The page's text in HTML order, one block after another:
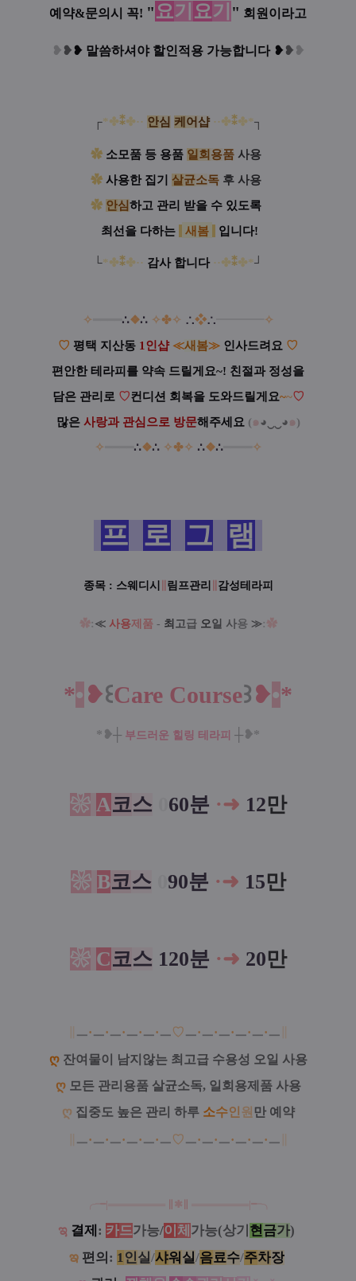
예약&문의시 꼭! "요기 요기 " 회원이라고
❥ ❥❥ 말씀하셔야 할인적용 가능합니다 ❥❥ ❥
┌*✤⁑✤· · 안심 케 어 샵 · ·✤⁑✤*┐
✿ 소모품 등 용품 일 회 용품 사용
✿ 사용한 집기 살균소독 후 사용
✿ 안심하고 관리 받을 수 있도록
최선을 다하는 새봄 입니다!
└*✤⁑✤· · 감사 합니다 · ·✤⁑✤*┘
✧ ∴❖∴ ✧✤✧ ∴❖∴
✧
♡ 평택 지산동 1인샵≪새봄≫ 인사드려요 ♡
편안한 테라피를 약속 드릴게요~! 친절과 정성을
담은 관리로 ♡컨디션 회복을 도와드릴게요~~♡
많은 사랑과 관심으로 방문해주세요 (๑◕‿‿◕๑)
✧
∴❖∴ ✧✤✧ ∴❖∴━ ✧
프 로 그 램
종목 : 스웨디시 림프관리 감성테라피
✿: ≪ 사용제품 - 최 고급 오일 사용 ≫: ✿
*• ❥꒰Care Course꒱❥•*
*❥┼ 부드러운 힐링 테라피 ┼❥*
❀ A코스 60분 ·➜ 12만
❀ B코스 90분 ·➜ 15만
❀ C코스 120분 ·➜ 20만
ㅡ·ㅡ·ㅡ·ㅡ·ㅡ·ㅡ♡ㅡ·ㅡ·ㅡ·ㅡ·ㅡ·ㅡ
ღ 잔여물이 남지않는 최고급 수용성 오일 사용
ღ 모든 관리용품 살균소독, 일회용제품 사용
ღ 집중도 높은 관리 하루 소수인 원 만 예약
ㅡ·ㅡ·ㅡ·ㅡ·ㅡ·ㅡ♡ㅡ·ㅡ·ㅡ·ㅡ·ㅡ·ㅡ
╭╼| ════════ ✱ ════════|╾╮
ಇ 결제 : 카드가능/이 체 가능(상기 현금가)
ఇ 편의 : 1인실/샤워 실/음료수/주차장